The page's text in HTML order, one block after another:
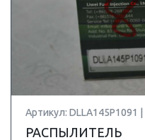
Артикул: DLLA145P1091 |
РАСПЫЛИТЕЛЬ